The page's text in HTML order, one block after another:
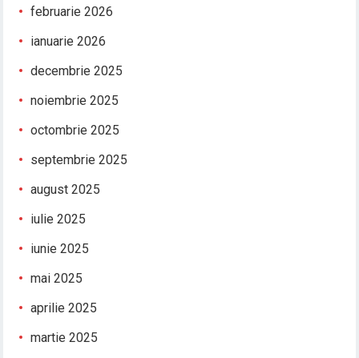
februarie 2026
ianuarie 2026
decembrie 2025
noiembrie 2025
octombrie 2025
septembrie 2025
august 2025
iulie 2025
iunie 2025
mai 2025
aprilie 2025
martie 2025